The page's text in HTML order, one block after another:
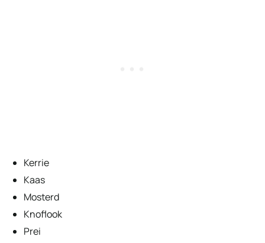
Kerrie
Kaas
Mosterd
Knoflook
Prei